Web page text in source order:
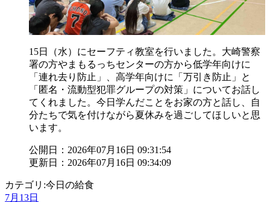
15日（水）にセーフティ教室を行いました。大崎警察
署の方やまもるっちセンターの方から低学年向けに
「連れ去り防止」、高学年向けに「万引き防止」と
「匿名・流動型犯罪グループの対策」についてお話し
てくれました。今日学んだことをお家の方と話し、自
分たちで気を付けながら夏休みを過ごしてほしいと思
います。
公開日：2026年07月16日 09:31:54
更新日：2026年07月16日 09:34:09
カテゴリ:今日の給食
7月13日